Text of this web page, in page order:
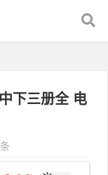
下三册全 电